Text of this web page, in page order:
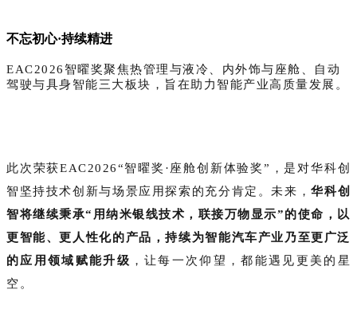
不忘初心·持续精进
EAC2026智曜奖聚焦热管理与液冷、内外饰与座舱、自动
驾驶与具身智能三大板块，旨在助力智能产业高质量发展。
此次荣获EAC2026“智曜奖·座舱创新体验奖” ，是对华科创
智坚持技术创新与场景应用探索的充分肯定。未来，华科创
智将继续秉承“用纳米银线技术，联接万物显示”的使命，以
更智能、更人性化的产品，持续为智能汽车产业乃至更广泛
的应用领域赋能升级 ，让每一次仰望，都能遇见更美的星
空。